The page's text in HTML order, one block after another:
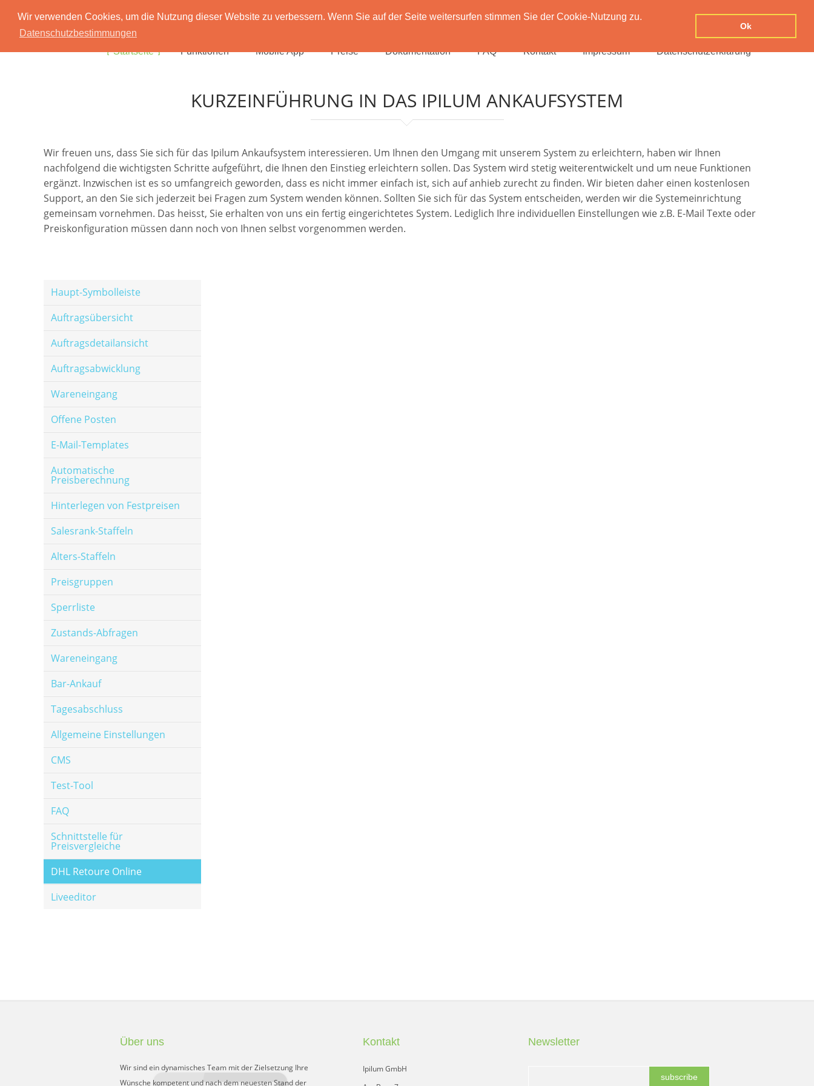
Wir verwenden Cookies, um die Nutzung dieser Website zu verbessern. Wenn Sie auf der Seite weitersurfen stimmen Sie der Cookie-Nutzung zu.
Datenschutzbestimmungen
Ok
Startseite Funktionen Mobile App Preise Dokumentation FAQ Kontakt Impressum Datenschutzerklärung
KURZEINFÜHRUNG IN DAS IPILUM ANKAUFSYSTEM
Wir freuen uns, dass Sie sich für das Ipilum Ankaufsystem interessieren. Um Ihnen den Umgang mit unserem System zu erleichtern, haben wir Ihnen
nachfolgend die wichtigsten Schritte aufgeführt, die Ihnen den Einstieg erleichtern sollen. Das System wird stetig weiterentwickelt und um neue Funktionen
ergänzt. Inzwischen ist es so umfangreich geworden, dass es nicht immer einfach ist, sich auf anhieb zurecht zu finden. Wir bieten daher einen kostenlosen
Support, an den Sie sich jederzeit bei Fragen zum System wenden können. Sollten Sie sich für das System entscheiden, werden wir die Systemeinrichtung
gemeinsam vornehmen. Das heisst, Sie erhalten von uns ein fertig eingerichtetes System. Lediglich Ihre individuellen Einstellungen wie z.B. E-Mail Texte oder
Preiskonfiguration müssen dann noch von Ihnen selbst vorgenommen werden.
Haupt-Symbolleiste
Auftragsübersicht
Auftragsdetailansicht
Auftragsabwicklung
Wareneingang
Offene Posten
E-Mail-Templates
Automatische
Preisberechnung
Hinterlegen von Festpreisen
Salesrank-Staffeln
Alters-Staffeln
Preisgruppen
Sperrliste
Zustands-Abfragen
Wareneingang
Bar-Ankauf
Tagesabschluss
Allgemeine Einstellungen
CMS
Test-Tool
FAQ
Schnittstelle für
Preisvergleiche
DHL Retoure Online
Liveeditor
Über uns
Wir sind ein dynamisches Team mit der Zielsetzung Ihre
Wünsche kompetent und nach dem neuesten Stand der
Kontakt
Ipilum GmbH
Newsletter
subscribe